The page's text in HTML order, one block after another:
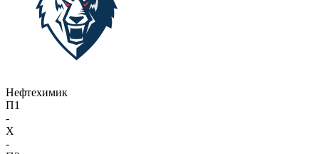
Нефтехимик
П1
-
X
-